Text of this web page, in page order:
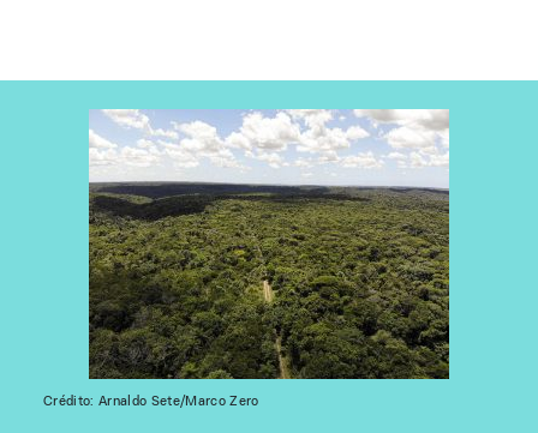
Crédito: Arnaldo Sete/Marco Zero